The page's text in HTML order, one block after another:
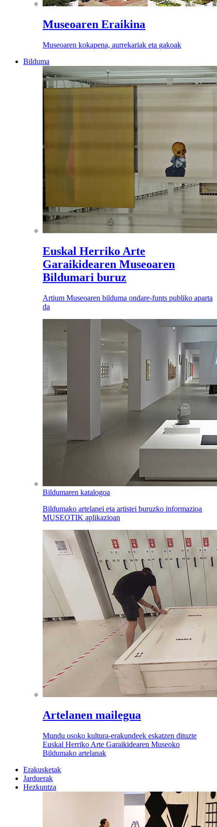
Museoaren Eraikina
Museoaren kokapena, aurrekariak eta gakoak
Bilduma
Euskal Herriko Arte
Garaikidearen Museoaren
Bildumari buruz
Artium Museoaren bilduma ondare-funts publiko aparta
da
Bildumaren katalogoa
Bildumako artelanei eta artistei buruzko informazioa
MUSEOTIK aplikazioan
Artelanen mailegua
Mundu osoko kultura-erakundeek eskatzen dituzte
Euskal Herriko Arte Garaikidearen Museoko
Bildumako artelanak
Erakusketak
Jarduerak
Hezkuntza